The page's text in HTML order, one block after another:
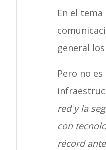
En el
general
Pero no
red y la
con
récord